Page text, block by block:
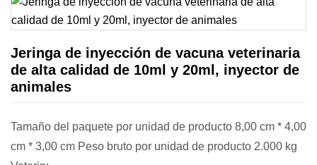
Jeringa de inyección de vacuna veterinaria
de alta calidad de 10ml y 20ml, inyector de
animales
Tamaño del paquete por unidad de producto 8,00 cm * 4,00
cm * 3,00 cm Peso bruto por unidad de producto 2.000 kg